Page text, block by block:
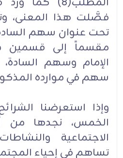
فصَّلت هذا المعنى،
تحت عنوان سهم
مقسماً إلى قسمين
الإمام وسهم
سهم في موارده
وإذا استعرضنا
الخمس، نجدها من
الاجتماعية
تساهم في إحياء